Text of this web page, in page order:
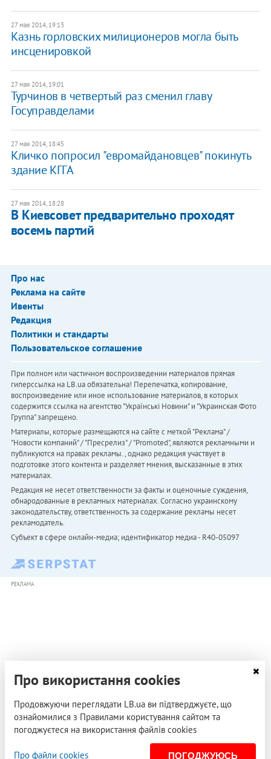
27 мая 2014, 19:13
Казнь горловских милиционеров могла быть
инсценировкой
27 мая 2014, 19:01
Турчинов в четвертый раз сменил главу
Госуправделами
27 мая 2014, 18:45
Кличко попросил "евромайдановцев" покинуть
здание КГГА
27 мая 2014, 18:28
В Киевсовет предварительно проходят
восемь партий
Про нас
Реклама на сайте
Ивенты
Редакция
Политики и стандарты
Пользовательское соглашение
При полном или частичном воспроизведении материалов прямая
гиперссылка на LB.ua обязательна! Перепечатка, копирование,
воспроизведение или иное использование материалов, в которых
содержится ссылка на агентство "Українськi Новини" и "Украинская Фото
Группа" запрещено.
Материалы, которые размещаются на сайте с меткой "Реклама" /
"Новости компаний" / "Пресрелиз" / "Promoted", являются рекламными и
публикуются на правах рекламы. , однако редакция участвует в
подготовке этого контента и разделяет мнения, высказанные в этих
материалах.
Редакция не несет ответственности за факты и оценочные суждения,
обнародованные в рекламных материалах. Согласно украинскому
законодательству, ответственность за содержание рекламы несет
рекламодатель.
Субъект в сфере онлайн-медиа; идентификатор медиа - R40-05097
РЕКЛАМА
Про використання cookies
Продовжуючи переглядати LB.ua ви підтверджуєте, що
ознайомилися з Правилами користування сайтом та
погоджуєтеся на використання файлів cookies
Про файли cookies ПОГОДЖУЮСЬ